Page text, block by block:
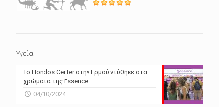
Υγεία
Το Hondos Center στην Ερμού ντύθηκε στα
χρώματα της Essence
04/10/2024